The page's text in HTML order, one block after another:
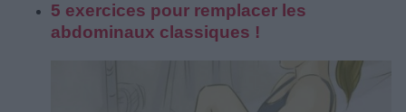
5 exercices pour remplacer les
abdominaux classiques !